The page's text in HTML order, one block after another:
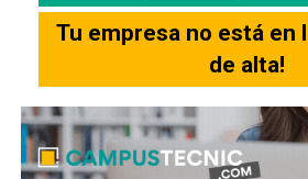
Tu empresa no está en
de alta!